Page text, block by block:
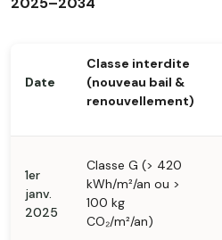
Date
Classe interdite
(nouveau bail &
renouvellement)
1er
janv.
2025
Classe G (> 420
kWh/m²/an ou >
100 kg
CO₂/m²/an)